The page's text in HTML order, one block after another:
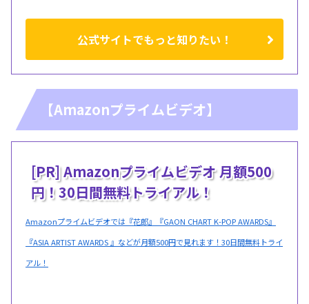
公式サイトでもっと知りたい！
【Amazonプライムビデオ】
[PR] Amazonプライムビデオ 月額500
円！30日間無料トライアル！
Amazonプライムビデオでは『花郎』『GAON CHART K-POP AWARDS』
『ASIA ARTIST AWARDS 』などが月額500円で見れます！30日間無料トライ
アル！